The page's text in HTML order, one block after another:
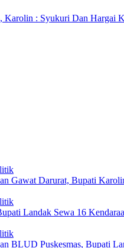
Karolin : Syukuri Dan Hargai
Gawat Darurat, Bupati
Landak Sewa 16
BLUD Puskesmas, Bupati